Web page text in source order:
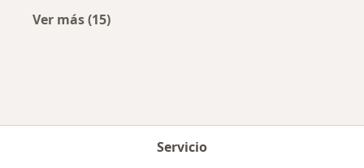
Ver más (15)
Servicio